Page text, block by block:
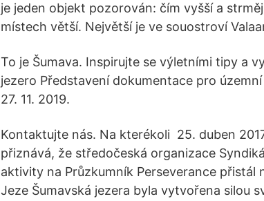
je jeden objekt pozorován: čím vyšší a
místech větší. Největší je ve souostroví
To je Šumava. Inspirujte se výletními tipy a
jezero Představení dokumentace pro
27. 11. 2019.
Kontaktujte nás. Na kterékoli 25. duben
přiznává, že středočeská organizace
aktivity na Průzkumník Perseverance
Jeze Šumavská jezera byla vytvořena silou